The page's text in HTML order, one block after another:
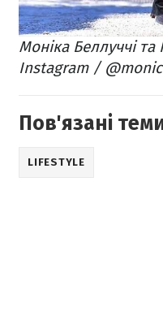
Моніка Беллуччі
Instagram /
Пов'язані
LIFESTYLE